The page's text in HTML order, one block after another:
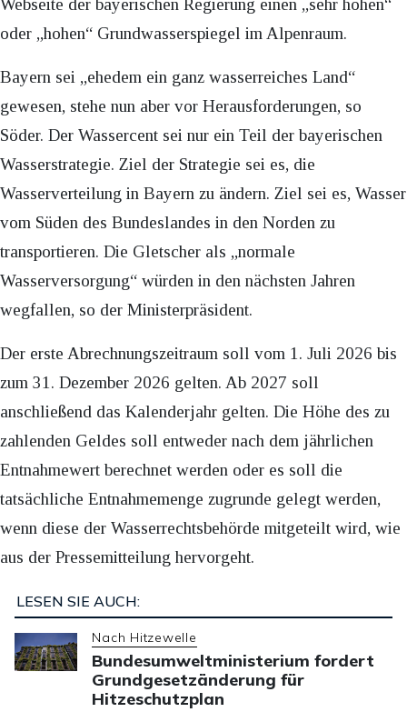
Webseite der bayerischen Regierung einen „sehr hohen“
oder „hohen“ Grundwasserspiegel im Alpenraum.
Bayern sei „ehedem ein ganz wasserreiches Land“
gewesen, stehe nun aber vor Herausforderungen, so
Söder. Der Wassercent sei nur ein Teil der bayerischen
Wasserstrategie. Ziel der Strategie sei es, die
Wasserverteilung in Bayern zu ändern. Ziel sei es, Wasser
vom Süden des Bundeslandes in den Norden zu
transportieren. Die Gletscher als „normale
Wasserversorgung“ würden in den nächsten Jahren
wegfallen, so der Ministerpräsident.
Der erste Abrechnungszeitraum soll vom 1. Juli 2026 bis
zum 31. Dezember 2026 gelten. Ab 2027 soll
anschließend das Kalenderjahr gelten. Die Höhe des zu
zahlenden Geldes soll entweder nach dem jährlichen
Entnahmewert berechnet werden oder es soll die
tatsächliche Entnahmemenge zugrunde gelegt werden,
wenn diese der Wasserrechtsbehörde mitgeteilt wird, wie
aus der Pressemitteilung hervorgeht.
LESEN SIE AUCH:
Nach Hitzewelle
Bundesumweltministerium fordert
Grundgesetzänderung für
Hitzeschutzplan